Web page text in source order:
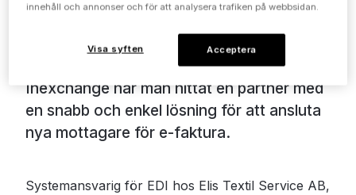
elektroniska fakturor och e-
handelslösningar. Via samarbetet med
Inexchange har man hittat en partner med
en snabb och enkel lösning för att ansluta
nya mottagare för e-faktura.
Systemansvarig för EDI hos Elis Textil Service AB,
innehåll och annonser och för att analysera trafiken på webbsidan.
Visa syften Acceptera